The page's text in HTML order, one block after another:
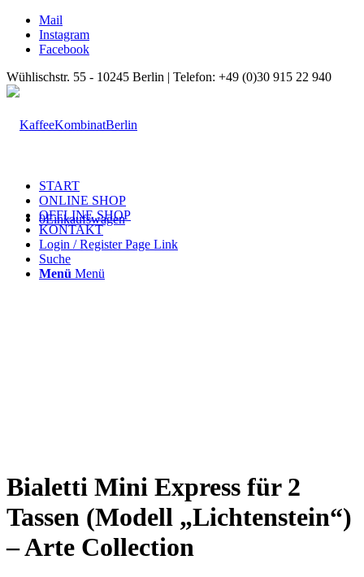
Mail
Instagram
Facebook
Wühlischstr. 55 - 10245 Berlin | Telefon: +49 (0)30 915 22 940
0Einkaufswagen
START
ONLINE SHOP
OFFLINE SHOP
KONTAKT
Login / Register Page Link
Suche
Menü Menü
Bialetti Mini Express für 2
Tassen (Modell „Lichtenstein“)
– Arte Collection